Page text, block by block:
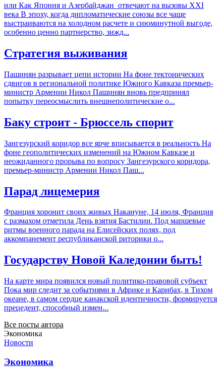
или Как Япония и Азербайджан отвечают на вызовы XXI
века В эпоху, когда дипломатические союзы все чаще
выстраиваются на холодном расчете и сиюминутной выгоде,
особенно ценно партнерство, зижд...
Стратегия выживания
Пашинян разрывает цепи истории На фоне тектонических
сдвигов в региональной политике Южного Кавказа премьер-
министр Армении Никол Пашинян вновь предпринял
попытку переосмыслить внешнеполитические о...
Баку строит - Брюссель спорит
Зангезурский коридор все ярче вписывается в реальность На
фоне геополитических изменений на Южном Кавказе и
неожиданного прорыва по вопросу Зангезурского коридора,
премьер-министр Армении Никол Паш...
Парад лицемерия
Франция хоронит своих живых Накануне, 14 июля, Франция
с размахом отметила День взятия Бастилии. Под маршевые
ритмы военного парада на Елисейских полях, под
аккомпанемент республиканской риторики о...
Государству Новой Каледонии быть!
На карте мира появился новый политико-правовой субъект
Пока мир следит за событиями в Африке и Карибах, в Тихом
океане, в самом сердце канакской идентичности, формируется
прецедент, способный измен...
Все посты автора
Экономика
Новости
Экономика